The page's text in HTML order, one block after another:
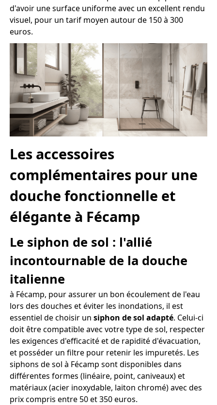
d'avoir une surface uniforme avec un excellent rendu
visuel, pour un tarif moyen autour de 150 à 300
euros.
Les accessoires
complémentaires pour une
douche fonctionnelle et
élégante à Fécamp
Le siphon de sol : l'allié
incontournable de la douche
italienne
à Fécamp, pour assurer un bon écoulement de l'eau
lors des douches et éviter les inondations, il est
essentiel de choisir un siphon de sol adapté. Celui-ci
doit être compatible avec votre type de sol, respecter
les exigences d'efficacité et de rapidité d'évacuation,
et posséder un filtre pour retenir les impuretés. Les
siphons de sol à Fécamp sont disponibles dans
différentes formes (linéaire, point, caniveaux) et
matériaux (acier inoxydable, laiton chromé) avec des
prix compris entre 50 et 350 euros.